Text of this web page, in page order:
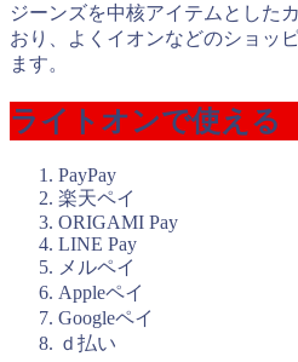
ジーンズを中核アイテムとした
おり、よくイオンなどのショッ
ます。
ライトオンで使える
PayPay
楽天ペイ
ORIGAMI Pay
LINE Pay
メルペイ
Appleペイ
Googleペイ
ｄ払い